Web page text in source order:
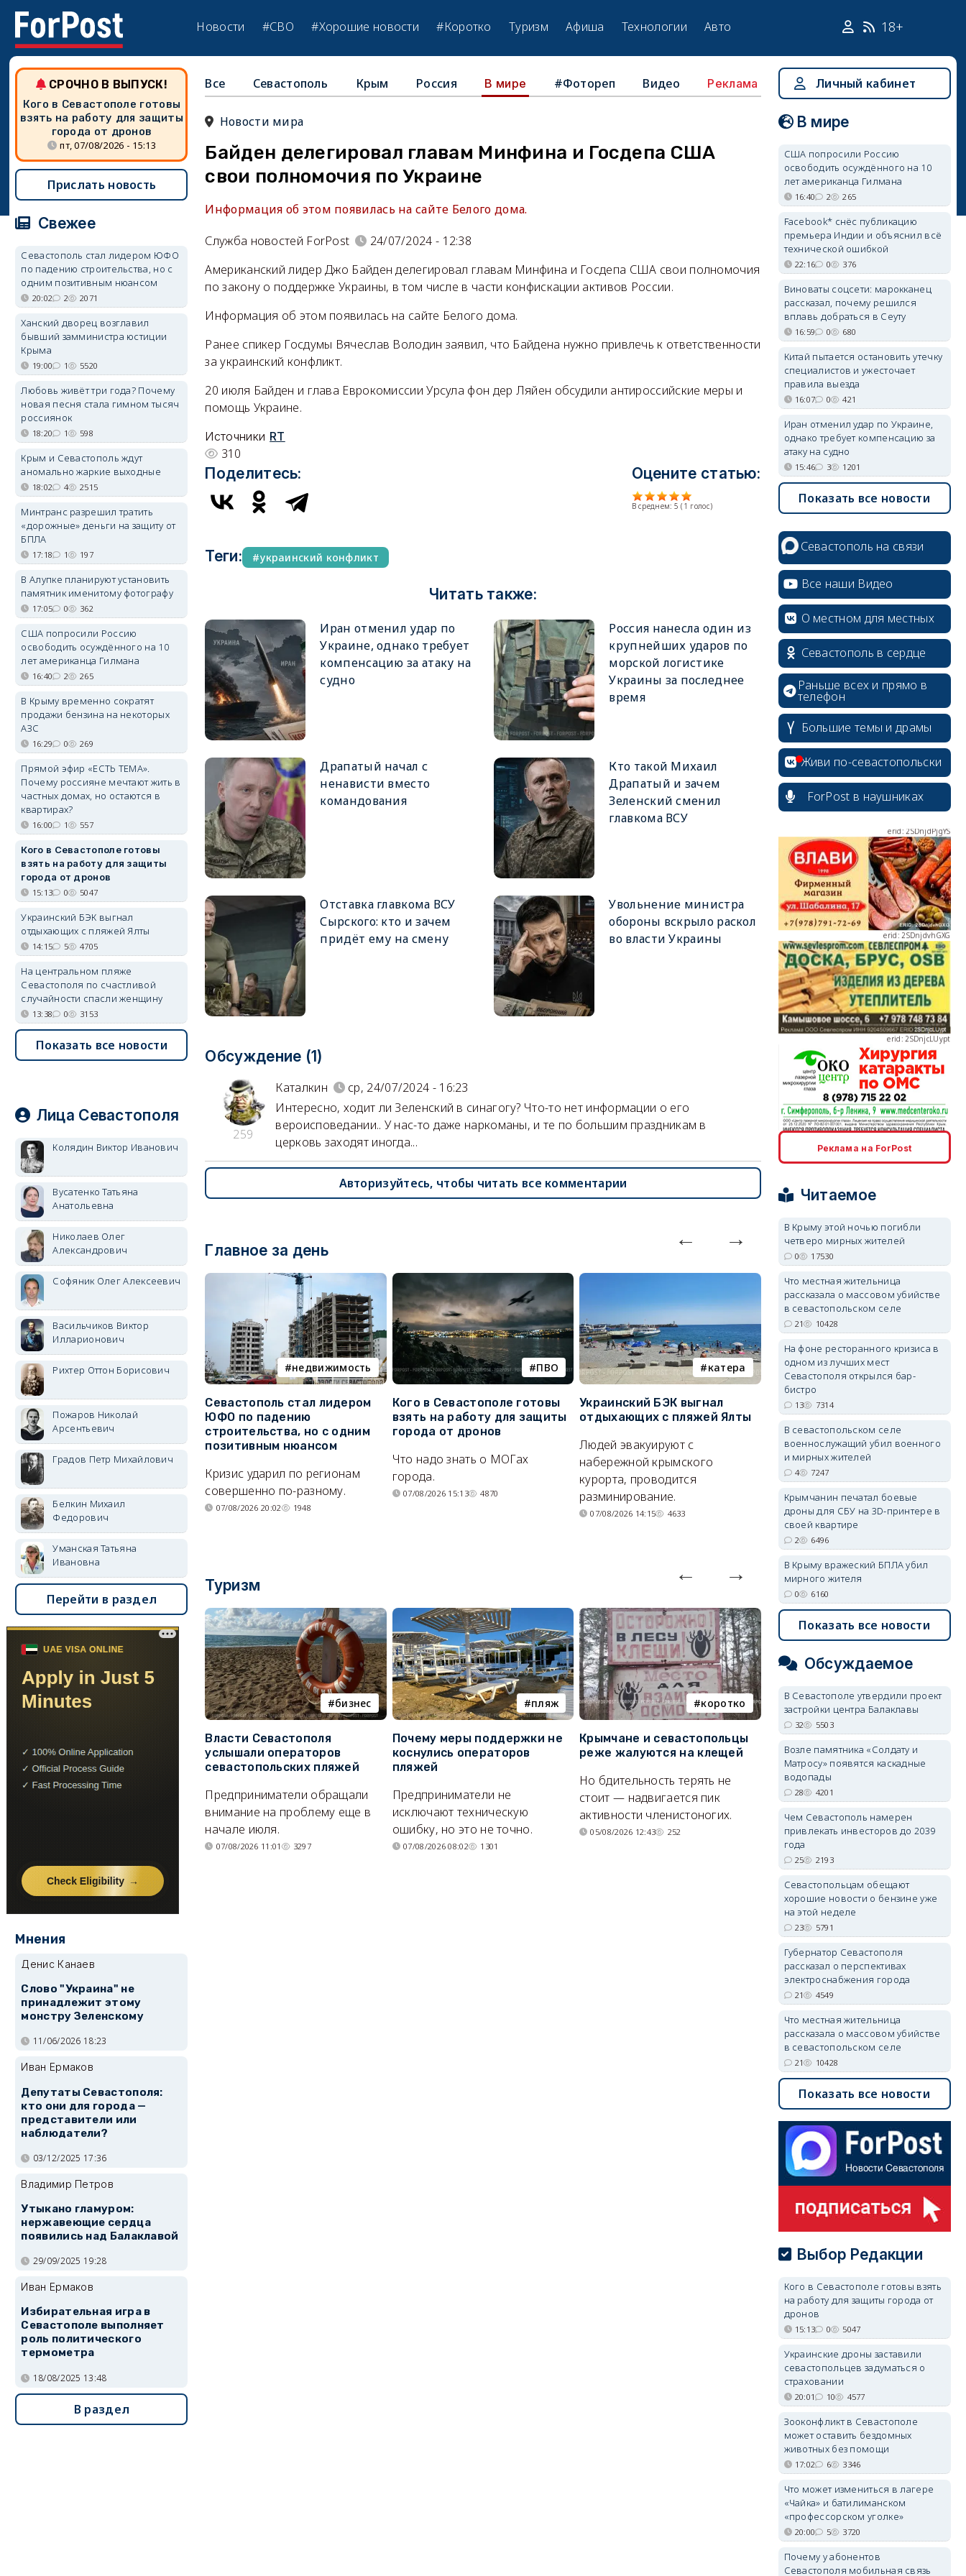
Новости #СВО #Хорошие новости #Коротко Туризм Афиша Технологии Авто 18+
Все Севастополь Крым Россия В мире #Фотореп Видео Реклама
Новости мира
Байден делегировал главам Минфина и Госдепа США
свои полномочия по Украине
Информация об этом появилась на сайте Белого дома.
Служба новостей ForPost
24/07/2024 - 12:38
Американский лидер Джо Байден делегировал главам Минфина и Госдепа США свои полномочия
по закону о поддержке Украины, в том числе в части конфискации активов России.
Информация об этом появилась на сайте Белого дома.
Ранее спикер Госдумы Вячеслав Володин заявил, что Байдена нужно привлечь к ответственности
за украинский конфликт.
20 июля Байден и глава Еврокомиссии Урсула фон дер Ляйен обсудили антироссийские меры и
помощь Украине.
Источники RT
310
Поделитесь: Оцените статью:
В среднем: 5 ( 1 голос)
Теги: украинский конфликт
Читать также:
Иран отменил удар по
Украине, однако требует
компенсацию за атаку на
судно
Россия нанесла один из
крупнейших ударов по
морской логистике
Украины за последнее
время
Драпатый начал с
ненависти вместо
командования
Кто такой Михаил
Драпатый и зачем
Зеленский сменил
главкома ВСУ
Отставка главкома ВСУ
Сырского: кто и зачем
придёт ему на смену
Увольнение министра
обороны вскрыло раскол
во власти Украины
Обсуждение (1)
259
Каталкин
ср, 24/07/2024 - 16:23
Интересно, ходит ли Зеленский в синагогу? Что-то нет информации о его
вероисповедании.. У нас-то даже наркоманы, и те по большим праздникам в
церковь заходят иногда...
Авторизуйтесь, чтобы читать все комментарии
Главное за день
недвижимость
Севастополь стал лидером
ЮФО по падению
строительства, но с одним
позитивным нюансом
Кризис ударил по регионам
совершенно по-разному.
07/08/2026 20:02 1948
ПВО
Кого в Севастополе готовы
взять на работу для защиты
города от дронов
Что надо знать о МОГах
города.
07/08/2026 15:13 4870
катера
Украинский БЭК выгнал
отдыхающих с пляжей Ялты
Людей эвакуируют с
набережной крымского
курорта, проводится
разминирование.
07/08/2026 14:15 4633
электроснабжение
Губернатор Севастополя
рассказал о перспективах
электроснабжения города
Энергетики, подчеркнул он,
делают практически
невозможное.
07/08/2026 10:13 4535
Туризм
бизнес
Власти Севастополя
услышали операторов
севастопольских пляжей
Предприниматели обращали
внимание на проблему еще в
начале июля.
07/08/2026 11:01 3297
пляж
Почему меры поддержки не
коснулись операторов
пляжей
Предприниматели не
исключают техническую
ошибку, но это не точно.
07/08/2026 08:02 1301
коротко
Крымчане и севастопольцы
реже жалуются на клещей
Но бдительность терять не
стоит — надвигается пик
активности членистоногих.
05/08/2026 12:43 252
Балаклава
В Севастополе утвердили
проект застройки центра
Балаклавы
Там появится туристический
квартал с отелями и
парковками.
05/08/2026 08:01
СРОЧНО В ВЫПУСК!
Кого в Севастополе готовы
взять на работу для защиты
города от дронов
пт, 07/08/2026 - 15:13
Прислать новость
Свежее
Севастополь стал лидером ЮФО
по падению строительства, но с
одним позитивным нюансом
20:02 2 2071
Ханский дворец возглавил
бывший замминистра юстиции
Крыма
19:00 1 5520
Любовь живёт три года? Почему
новая песня стала гимном тысяч
россиянок
18:20 1 598
Крым и Севастополь ждут
аномально жаркие выходные
18:02 4 2515
Минтранс разрешил тратить
«дорожные» деньги на защиту от
БПЛА
17:18 1 197
В Алупке планируют установить
памятник именитому фотографу
17:05 0 362
США попросили Россию
освободить осуждённого на 10
лет американца Гилмана
16:40 2 265
В Крыму временно сократят
продажи бензина на некоторых
АЗС
16:29 0 269
Прямой эфир «ЕСТЬ ТЕМА».
Почему россияне мечтают жить в
частных домах, но остаются в
квартирах?
16:00 1 557
Кого в Севастополе готовы
взять на работу для защиты
города от дронов
15:13 0 5047
Украинский БЭК выгнал
отдыхающих с пляжей Ялты
14:15 5 4705
На центральном пляже
Севастополя по счастливой
случайности спасли женщину
13:38 0 3153
Показать все новости
Лица Севастополя
Колядин Виктор Иванович
Вусатенко Татьяна
Анатольевна
Николаев Олег
Александрович
Софяник Олег Алексеевич
Васильчиков Виктор
Илларионович
Рихтер Оттон Борисович
Пожаров Николай
Арсентьевич
Градов Петр Михайлович
Белкин Михаил
Федорович
Уманская Татьяна
Ивановна
Перейти в раздел
Мнения
Денис Канаев
Слово "Украина" не
принадлежит этому
монстру Зеленскому
11/06/2026 18:23
Иван Ермаков
Депутаты Севастополя:
кто они для города —
представители или
наблюдатели?
03/12/2025 17:36
Владимир Петров
Утыкано гламуром:
нержавеющие сердца
появились над Балаклавой
29/09/2025 19:28
Иван Ермаков
Избирательная игра в
Севастополе выполняет
роль политического
термометра
18/08/2025 13:48
В раздел
Личный кабинет
В мире
США попросили Россию
освободить осуждённого на 10
лет американца Гилмана
16:40 2 265
Facebook* снёс публикацию
премьера Индии и объяснил всё
технической ошибкой
22:16 0 376
Виноваты соцсети: марокканец
рассказал, почему решился
вплавь добраться в Сеуту
16:59 0 680
Китай пытается остановить утечку
специалистов и ужесточает
правила выезда
16:07 0 421
Иран отменил удар по Украине,
однако требует компенсацию за
атаку на судно
15:46 3 1201
Показать все новости
Севастополь на связи
Все наши Видео
О местном для местных
Севастополь в сердце
Раньше всех и прямо в
телефон
Большие темы и драмы
Живи по-севастопольски
ForPost в наушниках
erid: 2SDnjcrDNw6
erid: 2SDnjdvhGXG
erid: 2SDnjcLUypt
erid: 2SDnjcrDNw6
erid: 2SDnjdPjgYS
Реклама на ForPost
Читаемое
В Крыму этой ночью погибли
четверо мирных жителей
0 17530
Что местная жительница
рассказала о массовом убийстве
в севастопольском селе
21 10428
На фоне ресторанного кризиса в
одном из лучших мест
Севастополя открылся бар-
бистро
13 7314
В севастопольском селе
военнослужащий убил военного
и мирных жителей
4 7247
Крымчанин печатал боевые
дроны для СБУ на 3D-принтере в
своей квартире
2 6496
В Крыму вражеский БПЛА убил
мирного жителя
0 6160
Показать все новости
Обсуждаемое
В Севастополе утвердили проект
застройки центра Балаклавы
32 5503
Возле памятника «Солдату и
Матросу» появятся каскадные
водопады
28 4201
Чем Севастополь намерен
привлекать инвесторов до 2039
года
25 2193
Севастопольцам обещают
хорошие новости о бензине уже
на этой неделе
23 5791
Губернатор Севастополя
рассказал о перспективах
электроснабжения города
21 4549
Что местная жительница
рассказала о массовом убийстве
в севастопольском селе
21 10428
Показать все новости
Выбор Редакции
Кого в Севастополе готовы взять
на работу для защиты города от
дронов
15:13 0 5047
Украинские дроны заставили
севастопольцев задуматься о
страховании
20:01 10 4577
Зооконфликт в Севастополе
может оставить бездомных
животных без помощи
17:02 6 3346
Что может измениться в лагере
«Чайка» и батилиманском
«профессорском уголке»
20:00 5 3720
Почему у абонентов
Севастополя мобильная связь